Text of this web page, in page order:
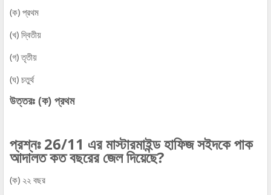
(ক) প্রথম
(খ) দ্বিতীয়
(গ) তৃতীয়
(ঘ) চতুর্থ
উত্তরঃ (ক) প্রথম
প্রশ্নঃ 26/11 এর মাস্টারমাইন্ড হাফিজ সইদকে পাক
আদালত কত বছরের জেল দিয়েছে?
(ক) ২২ বছর